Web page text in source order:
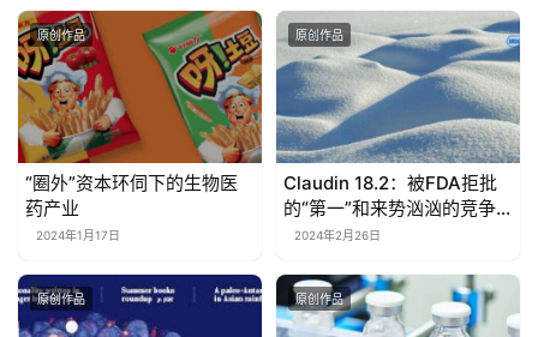
原创作品
“圈外”资本环伺下的生物医
药产业
2024年1月17日
原创作品
Claudin 18.2：被FDA拒批
的“第一”和来势汹汹的竞争
者们
2024年2月26日
原创作品 原创作品